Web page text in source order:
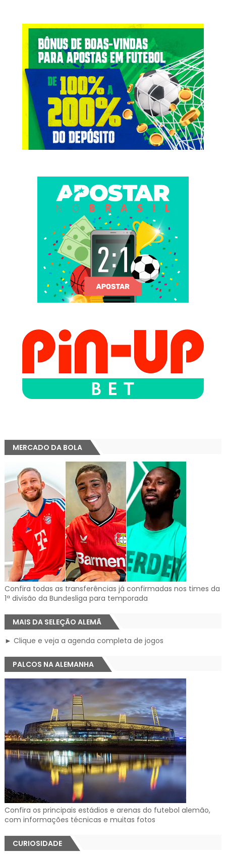
MERCADO DA BOLA
Confira todas as transferências já confirmadas nos times da
1ª divisão da Bundesliga para temporada
MAIS DA SELEÇÃO ALEMÃ
► Clique e veja a agenda completa de jogos
PALCOS NA ALEMANHA
Confira os principais estádios e arenas do futebol alemão,
com informações técnicas e muitas fotos
CURIOSIDADE